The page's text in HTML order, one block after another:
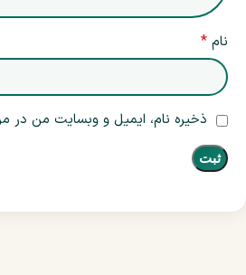
نام *
ذخیره نام، ایمیل و وبسایت من در